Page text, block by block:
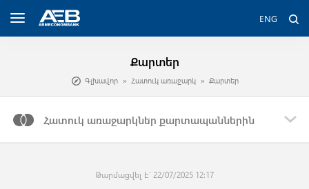
ENG
Քարտեր
Գլխավոր Հատուկ առաջարկ Քարտեր
Հատուկ առաջարկներ քարտապաններին
Թարմացվել է` 22/07/2025 12:17